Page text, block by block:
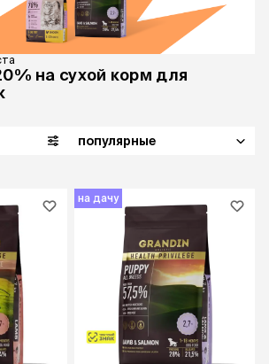
на сухой корм для
популярные
на дачу